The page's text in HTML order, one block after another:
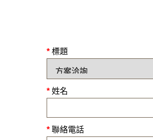
* 標題
* 姓名
* 聯絡電話